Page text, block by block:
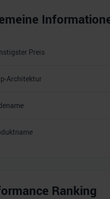
Preis
Architektur
Ranking